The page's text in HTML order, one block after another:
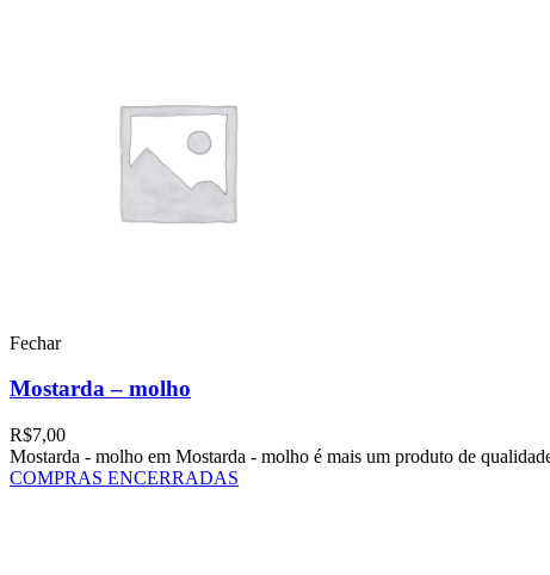
Fechar
Mostarda – molho
R$7,00
Mostarda - molho em Mostarda - molho é mais um produto de
COMPRAS ENCERRADAS